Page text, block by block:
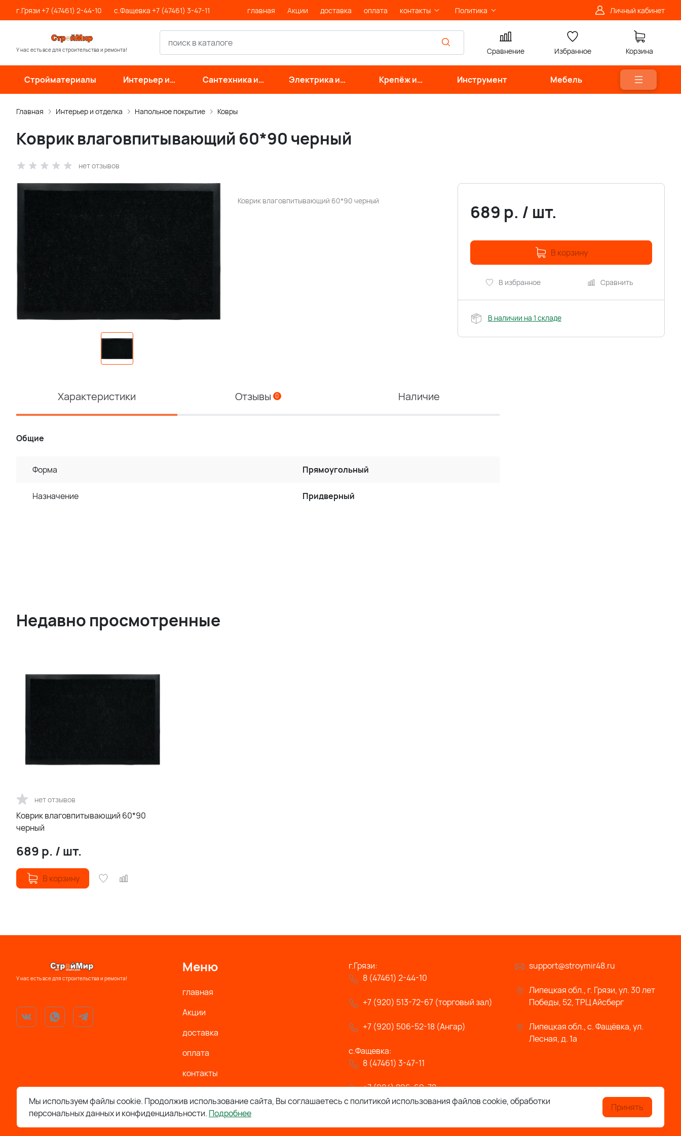
г.Грязи +7 (47461) 2-44-10 с.Фащевка +7 (47461) 3-47-11 главная Акции доставка оплата контакты Политика Личный кабинет
У нас есть все для строительства и ремонта! Сравнение Избранное Корзина
Стройматериалы
Интерьер и
отделка
Сантехника и
инженерные
Электрика и
свет
Крепёж и
фурнитура
Инструмент Мебель
Главная Интерьер и отделка Напольное покрытие Ковры
Коврик влаговпитывающий 60*90 черный
нет отзывов
Коврик влаговпитывающий 60*90 черный
689 р. / шт.
В корзину
В избранное Сравнить
В наличии на 1 складе
Характеристики Отзывы 0 Наличие
Общие
Форма Прямоугольный
Назначение Придверный
Недавно просмотренные
нет отзывов
Коврик влаговпитывающий 60*90
черный
689 р. / шт.
В корзину
У нас есть все для строительства и ремонта!
support@stroymir48.ru
Липецкая обл., г. Грязи, ул. 30 лет
Победы, 52, ТРЦ Айсберг
Липецкая обл., с. Фащёвка, ул.
Лесная, д. 1а
Меню
главная
Акции
доставка
оплата
контакты
г.Грязи:
8 (47461) 2-44-10
+7 (920) 513-72-67 (торговый зал)
+7 (920) 506-52-18 (Ангар)
с.Фащевка:
8 (47461) 3-47-11
+7 (904) 296-69-72
Мы используем файлы cookie. Продолжив использование сайта, Вы соглашаетесь с политикой использования файлов cookie, обработки
персональных данных и конфиденциальности. Подробнее
Принять